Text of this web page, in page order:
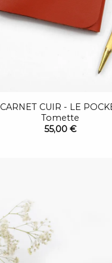
CARNET CUIR - LE
Tomette
55,00 €